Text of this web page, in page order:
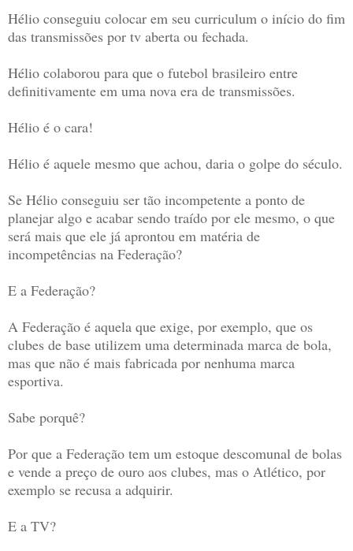
Hélio conseguiu colocar em seu curriculum o início do fim
das transmissões por tv aberta ou fechada.
Hélio colaborou para que o futebol brasileiro entre
definitivamente em uma nova era de transmissões.
Hélio é o cara!
Hélio é aquele mesmo que achou, daria o golpe do século.
Se Hélio conseguiu ser tão incompetente a ponto de
planejar algo e acabar sendo traído por ele mesmo, o que
será mais que ele já aprontou em matéria de
incompetências na Federação?
E a Federação?
A Federação é aquela que exige, por exemplo, que os
clubes de base utilizem uma determinada marca de bola,
mas que não é mais fabricada por nenhuma marca
esportiva.
Sabe porquê?
Por que a Federação tem um estoque descomunal de bolas
e vende a preço de ouro aos clubes, mas o Atlético, por
exemplo se recusa a adquirir.
E a TV?